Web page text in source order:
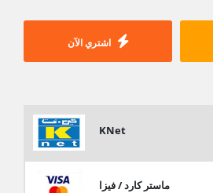
اشتري الآن
KNet
ماستر كارد / فيزا